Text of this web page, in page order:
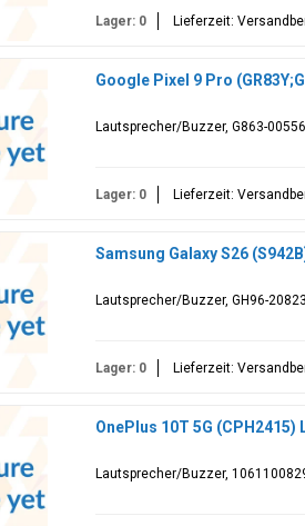
Lager: 0 Lieferzeit:
Google Pixel 9 Pro
Lautsprecher/Buzzer, G863-
Lager: 0 Lieferzeit:
Samsung Galaxy S26
Lautsprecher/Buzzer, GH96-
Lager: 0 Lieferzeit:
OnePlus 10T 5G
Lautsprecher/Buzzer,